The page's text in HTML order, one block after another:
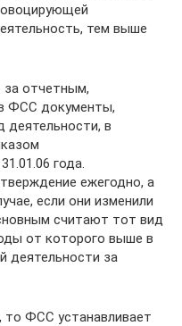
тем выше
за отчетным,
ФСС документы,
в
года.
ежегодно, а
если они изменили
считают тот вид
от которого выше в
деятельности за
то ФСС устанавливает